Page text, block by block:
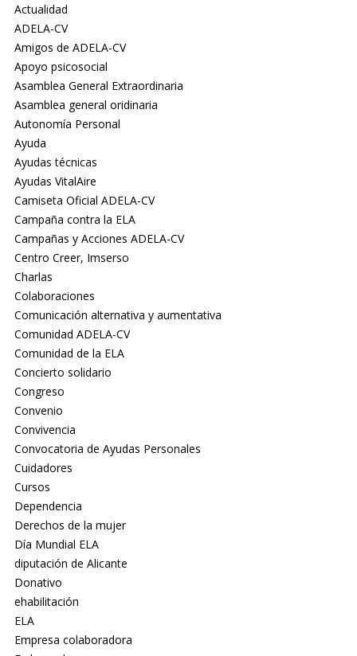
Actualidad
ADELA-CV
Amigos de ADELA-CV
Apoyo psicosocial
Asamblea General Extraordinaria
Asamblea general oridinaria
Autonomía Personal
Ayuda
Ayudas técnicas
Ayudas VitalAire
Camiseta Oficial ADELA-CV
Campaña contra la ELA
Campañas y Acciones ADELA-CV
Centro Creer, Imserso
Charlas
Colaboraciones
Comunicación alternativa y aumentativa
Comunidad ADELA-CV
Comunidad de la ELA
Concierto solidario
Congreso
Convenio
Convivencia
Convocatoria de Ayudas Personales
Cuidadores
Cursos
Dependencia
Derechos de la mujer
Día Mundial ELA
diputación de Alicante
Donativo
ehabilitación
ELA
Empresa colaboradora